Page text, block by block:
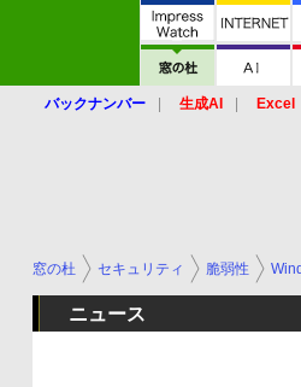
バックナンバー 生成AI Excel
窓の杜 セキュリティ 脆弱性
ニュース